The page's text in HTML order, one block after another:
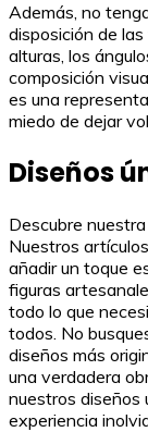
Además, no
disposición de
alturas, los
composición
es una
miedo de dejar
Diseños
Descubre
Nuestros
añadir un toque
figuras
todo lo que
todos. No
diseños más
una verdadera
nuestros diseños
experiencia